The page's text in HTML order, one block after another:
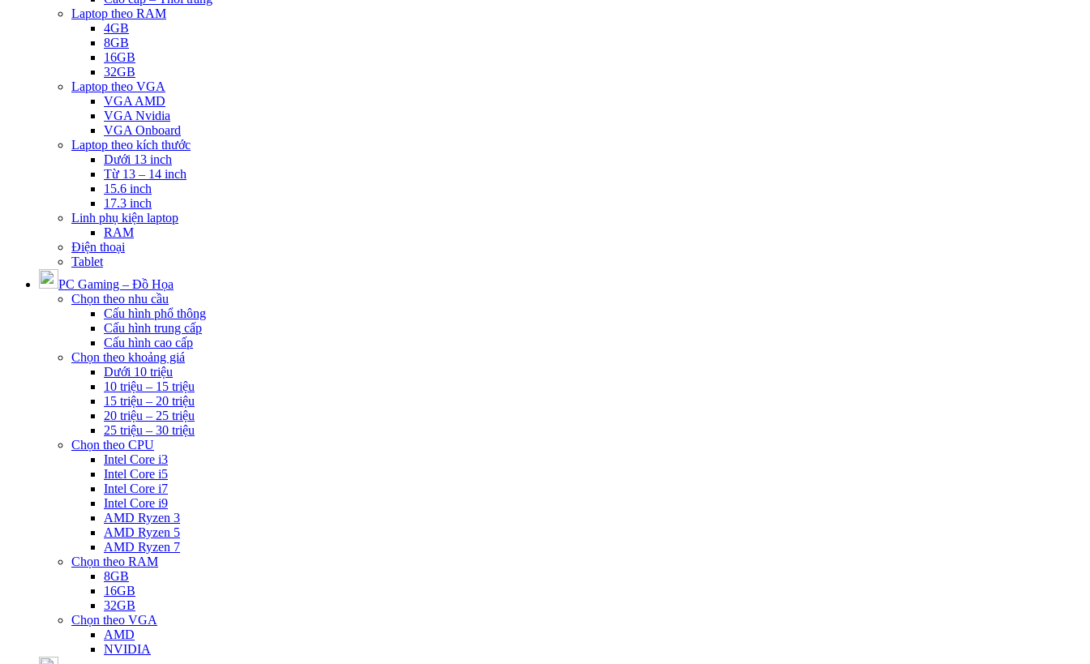
Laptop theo RAM
4GB
8GB
16GB
32GB
Laptop theo VGA
VGA AMD
VGA Nvidia
VGA Onboard
Laptop theo kích thước
Dưới 13 inch
Từ 13 – 14 inch
15.6 inch
17.3 inch
Linh phụ kiện laptop
RAM
Điện thoại
Tablet
PC Gaming – Đồ Họa
Chọn theo nhu cầu
Cấu hình phổ thông
Cấu hình trung cấp
Cấu hình cao cấp
Chọn theo khoảng giá
Dưới 10 triệu
10 triệu – 15 triệu
15 triệu – 20 triệu
20 triệu – 25 triệu
25 triệu – 30 triệu
Chọn theo CPU
Intel Core i3
Intel Core i5
Intel Core i7
Intel Core i9
AMD Ryzen 3
AMD Ryzen 5
AMD Ryzen 7
Chọn theo RAM
8GB
16GB
32GB
Chọn theo VGA
AMD
NVIDIA